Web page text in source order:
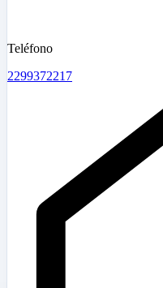
Teléfono
2299372217